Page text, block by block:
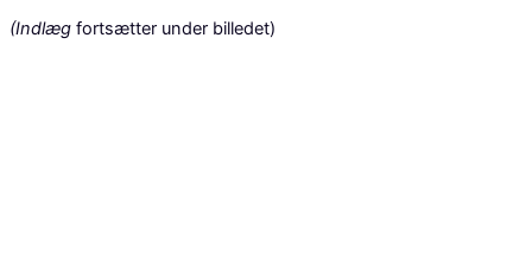
(Indlæg fortsætter under billedet)